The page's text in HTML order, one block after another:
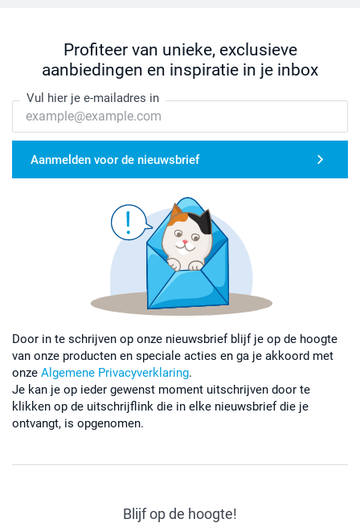
Profiteer van unieke, exclusieve
aanbiedingen en inspiratie in je inbox
Vul hier je e-mailadres in
Aanmelden voor de nieuwsbrief
Door in te schrijven op onze nieuwsbrief blijf je op de hoogte
van onze producten en speciale acties en ga je akkoord met
onze Algemene Privacyverklaring.
Je kan je op ieder gewenst moment uitschrijven door te
klikken op de uitschrijflink die in elke nieuwsbrief die je
ontvangt, is opgenomen.
Blijf op de hoogte!